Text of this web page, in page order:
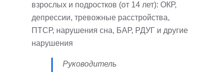
взрослых и подростков (от 14 лет): ОКР,
депрессии, тревожные расстройства,
ПТСР, нарушения сна, БАР, РДУГ и другие
нарушения
Руководитель